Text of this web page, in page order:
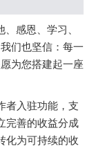
感恩、学习、
们也坚信：每一
为您搭建起一座
者入驻功能，支
完善的收益分成
化为可持续的收